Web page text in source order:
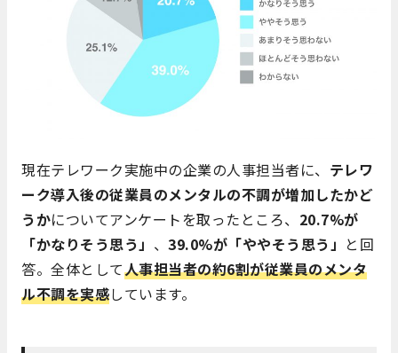
現在テレワーク実施中の企業の人事担当者に、 テレワ
ーク導入後の従業員のメンタルの不調が増加したかど
うかについてアンケートを取ったところ、 20.7%が
「かなりそう思う」 、 39.0%が「ややそう思う」 と回
答。全体として人事担当者の約6割が従業員のメンタ
ル不調を実感しています。